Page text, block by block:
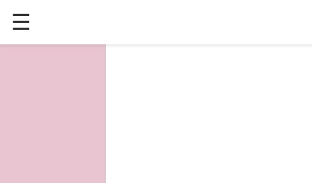
☰
✕